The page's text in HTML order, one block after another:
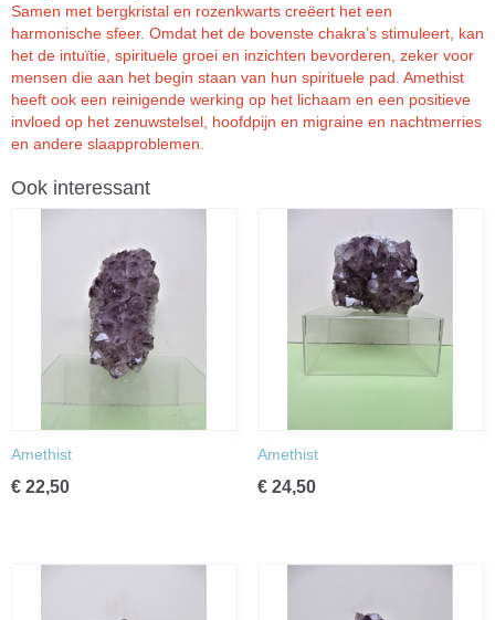
Samen met bergkristal en rozenkwarts creëert het een
harmonische sfeer. Omdat het de bovenste chakra’s stimuleert, kan
het de intuïtie, spirituele groei en inzichten bevorderen, zeker voor
mensen die aan het begin staan van hun spirituele pad. Amethist
heeft ook een reinigende werking op het lichaam en een positieve
invloed op het zenuwstelsel, hoofdpijn en migraine en nachtmerries
en andere slaapproblemen.
Ook interessant
Amethist
€ 22,50
Amethist
€ 24,50